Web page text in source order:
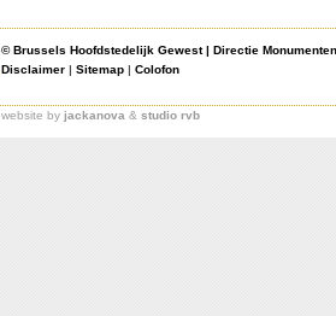
©Brussels Hoofdstedelijk Gewest| Directie
Disclaimer | Sitemap | Colofon
website by jackanova & studio rvb